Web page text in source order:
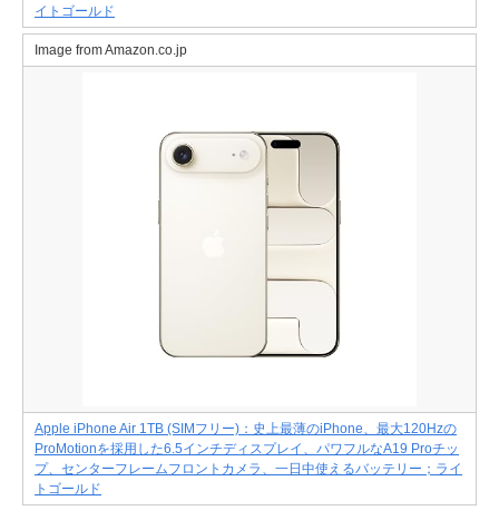
イトゴールド
Image from Amazon.co.jp
Apple iPhone Air 1TB (SIMフリー)：史上最薄のiPhone、最大120Hzの
ProMotionを採用した6.5インチディスプレイ、パワフルなA19 Proチッ
プ、センターフレームフロントカメラ、一日中使えるバッテリー；ライ
トゴールド